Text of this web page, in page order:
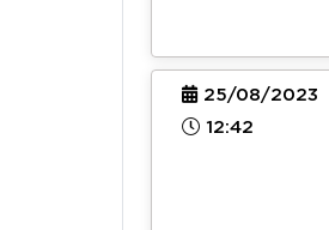
25/08/2023
12:42